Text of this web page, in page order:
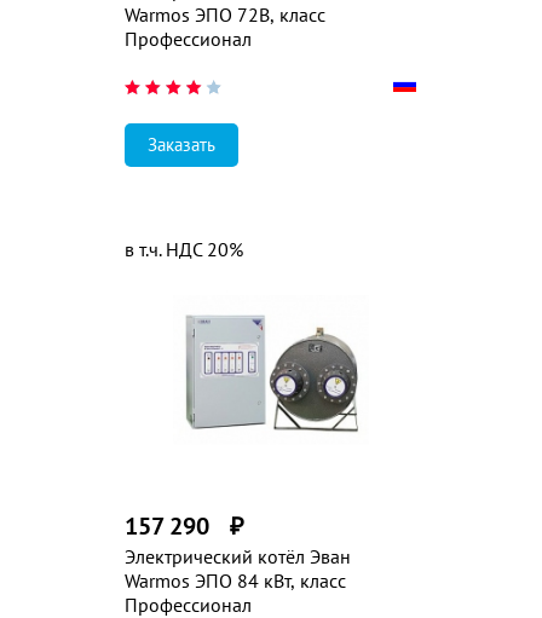
Warmos ЭПО 72В, класс
Профессионал
Заказать
Электрический котёл Эван
Warmos ЭПО 84 кВт, класс
Профессионал
157 290 ₽
в т.ч. НДС 20%